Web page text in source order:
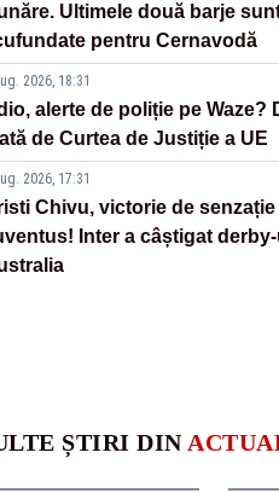
Ultimele două barje
pentru Cernavodă
2026, 18:31
alerte de poliție pe Waze?
de Curtea de Justiție a UE
2026, 17:31
Chivu, victorie de senzație
Inter a câștigat
ȘTIRI DIN